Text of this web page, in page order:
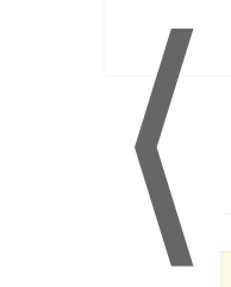
⟨